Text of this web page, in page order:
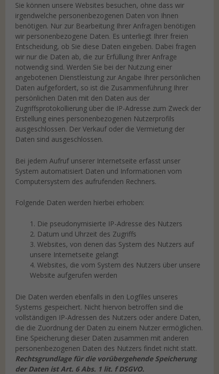
Sie können unsere Websites besuchen, ohne dass wir
irgendwelche personenbezogenen Daten von Ihnen
benötigen. Nur zur Bearbeitung Ihrer Anfragen benötigen
wir personenbezogene Daten. Es unterliegt Ihrer freien
Entscheidung, ob Sie diese Daten eingeben. Dabei fragen
wir nur die Daten ab, die zur Erfüllung Ihrer Anfrage
notwendig sind. Werden Sie bei der Nutzung einer
angebotenen Dienstleistung zur Angabe Ihrer persönlichen
Daten aufgefordert, so ist die Zusammenführung Ihrer
persönlichen Daten mit den Daten aus der
Zugriffsprotokollierung über die IP-Adresse zum Zweck der
Erstellung eines personenbezogenen Nutzerprofils
ausgeschlossen. Der Verkauf oder die Vermietung der
Daten sind ausgeschlossen.
Bei jedem Aufruf unserer Internetseite erfasst unser
System automatisiert Daten und Informationen vom
Computersystem des aufrufenden Rechners.
Folgende Daten werden hierbei erhoben:
1. Die pseudonymisierte IP-Adresse des Nutzers
2. Datum und Uhrzeit des Zugriffs
3. Websites, von denen das System des Nutzers auf
unsere Internetseite gelangt
4. Websites, die vom System des Nutzers über unsere
Website aufgerufen werden
Die Daten werden ebenfalls in den Logfiles unseres
Systems gespeichert. Nicht hiervon betroffen sind die
vollständigen IP-Adressen des Nutzers oder andere Daten,
die die Zuordnung der Daten zu einem Nutzer ermöglichen.
Eine Speicherung dieser Daten zusammen mit anderen
personenbezogenen Daten des Nutzers findet nicht statt.
Rechtsgrundlage für die vorübergehende Speicherung
der Daten ist Art. 6 Abs. 1 lit. f DSGVO.
Externe Medien (5)
Inhalte von Videoplattformen und Social-Media-Plattformen werden
standardmäßig blockiert. Wenn Cookies von externen Medien
akzeptiert werden, bedarf der Zugriff auf diese Inhalte keiner
manuellen Einwilligung mehr.
Cookie-Informationen anzeigen
powered by Borlabs Cookie Datenschutzerklärung